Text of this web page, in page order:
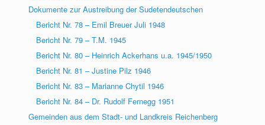
Dokumente zur Austreibung der Sudetendeutschen
Bericht Nr. 78 – Emil Breuer Juli 1948
Bericht Nr. 79 – T.M. 1945
Bericht Nr. 80 – Heinrich Ackerhans u.a. 1945/1950
Bericht Nr. 81 – Justine Pilz 1946
Bericht Nr. 83 – Marianne Chytil 1946
Bericht Nr. 84 – Dr. Rudolf Fernegg 1951
Gemeinden aus dem Stadt- und Landkreis Reichenberg